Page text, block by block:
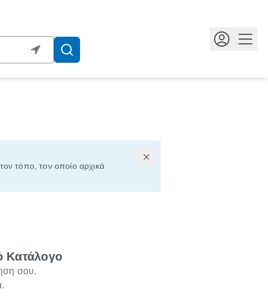
τον τόπο, τον οποίο αρχικά
Κατάλογο
σου.